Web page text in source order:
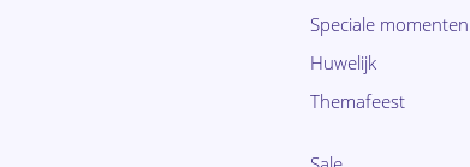
Speciale momenten
Huwelijk
Themafeest